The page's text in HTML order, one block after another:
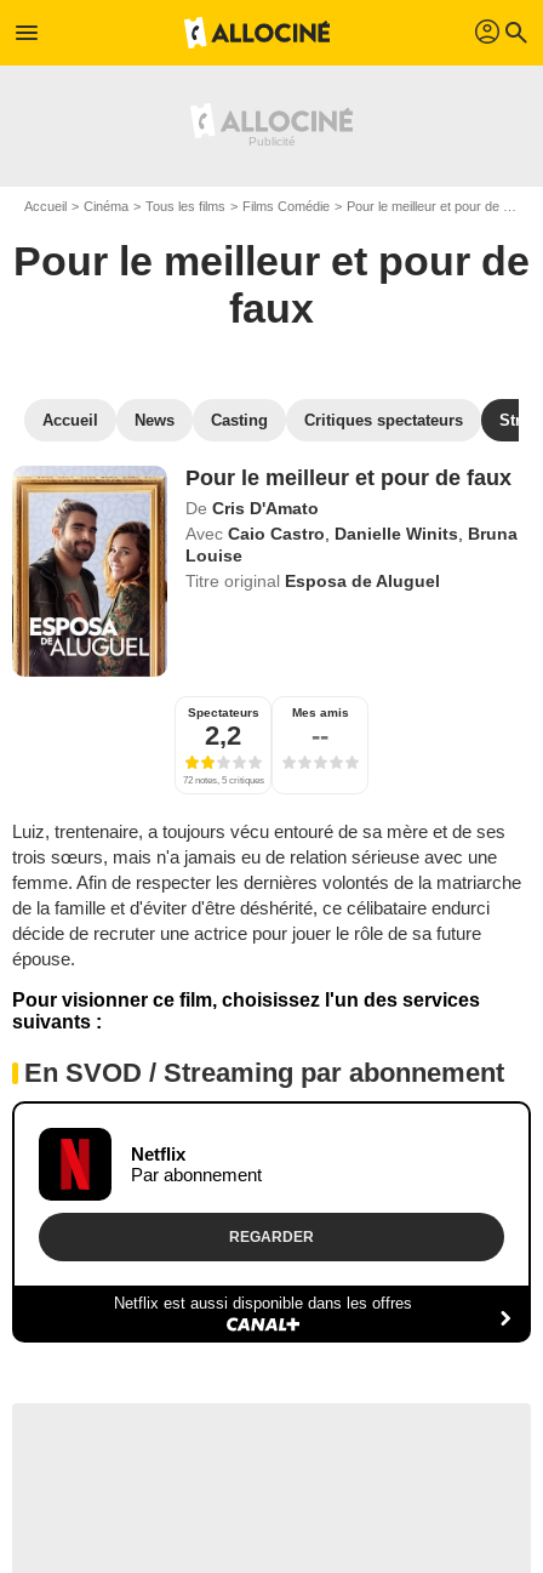
menu profil search
Accueil Cinéma Tous les films Films Comédie Pour le meilleur et pour de faux
Pour le meilleur et pour de
faux
Accueil News Casting Critiques spectateurs
Pour le meilleur et pour de faux
De Cris D'Amato
Avec Caio Castro Danielle Winits
Bruna
Louise
Titre original Esposa de Aluguel
Spectateurs
2,2
72 notes, 5 critiques
Mes amis
--
Luiz, trentenaire, a toujours vécu entouré de sa mère et de ses
trois sœurs, mais n'a jamais eu de relation sérieuse avec une
femme. Afin de respecter les dernières volontés de la matriarche
de la famille et d'éviter d'être déshérité, ce célibataire endurci
décide de recruter une actrice pour jouer le rôle de sa future
épouse.
Pour visionner ce film, choisissez l'un des services
suivants :
En SVOD / Streaming par abonnement
Netflix
Par abonnement
REGARDER
Netflix est aussi disponible dans les offres